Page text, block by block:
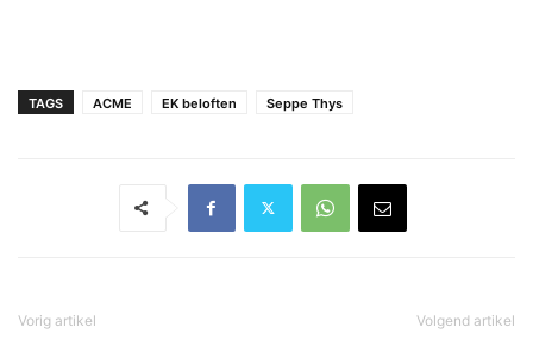
TAGS ACME EK beloften Seppe Thys
Vorig artikel Volgend artikel